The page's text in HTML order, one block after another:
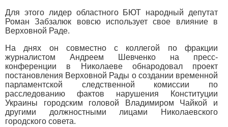
Для этого лидер областного БЮТ народный депутат
Роман Забзалюк вовсю использует свое влияние в
Верховной Раде.
На днях он совместно с коллегой по фракции
журналистом Андреем Шевченко на пресс-
конференции в Николаеве обнародовал проект
постановления Верховной Рады о создании временной
парламентской следственной комиссии по
расследованию фактов нарушения Конституции
Украины городским головой Владимиром Чайкой и
другими должностными лицами Николаевского
городского совета.